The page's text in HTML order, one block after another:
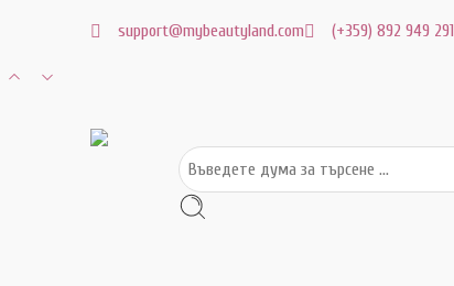
support@mybeautyland.com (+359) 892 949 291